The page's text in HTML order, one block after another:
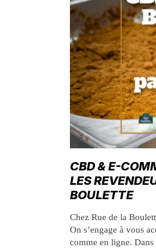
CBD & E-
LES
BOULETTE
Chez Rue de la
On s’engage à vous
comme en ligne.